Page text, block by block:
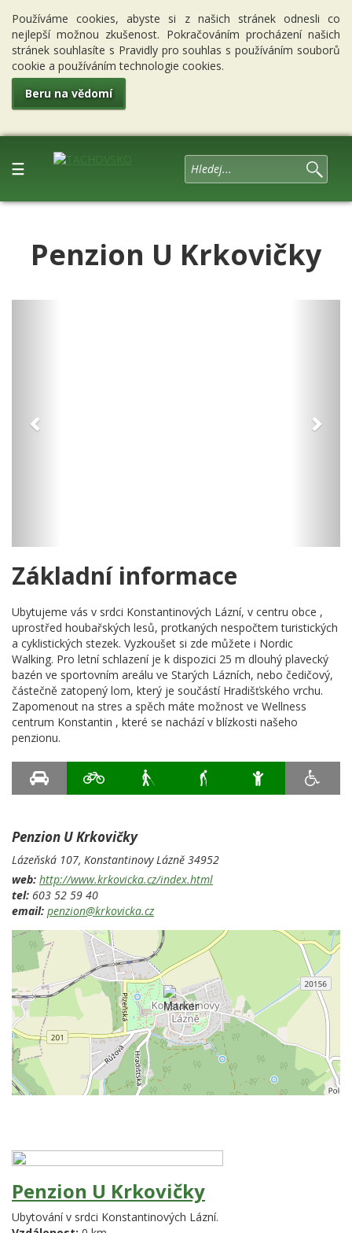
Používáme cookies, abyste si z našich stránek odnesli co
nejlepší možnou zkušenost. Pokračováním procházení našich
stránek souhlasíte s Pravidly pro souhlas s používáním souborů
cookie a používáním technologie cookies.
Beru na vědomí
☰
Penzion U Krkovičky
Základní informace
Ubytujeme vás v srdci Konstantinových Lázní, v centru obce ,
uprostřed houbařských lesů, protkaných nespočtem turistických
a cyklistických stezek. Vyzkoušet si zde můžete i Nordic
Walking. Pro letní schlazení je k dispozici 25 m dlouhý plavecký
bazén ve sportovním areálu ve Starých Lázních, nebo čedičový,
částečně zatopený lom, který je součástí Hradišťského vrchu.
Zapomenout na stres a spěch máte možnost ve Wellness
centrum Konstantin , které se nachází v blízkosti našeho
penzionu.
Penzion U Krkovičky
Lázeňská 107, Konstantinovy Lázně 34952
web: http://www.krkovicka.cz/index.html
tel: 603 52 59 40
email: penzion@krkovicka.cz
Penzion U Krkovičky
Ubytování v srdci Konstantinových Lázní.